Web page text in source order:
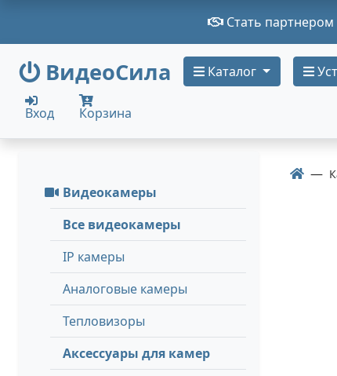
Стать партнером
ВидеоСила Каталог
Вход Корзина
Видеокамеры
Все видеокамеры
IP камеры
Аналоговые камеры
Тепловизоры
Аксессуары для камер